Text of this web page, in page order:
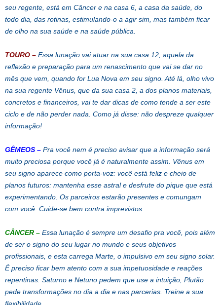
seu regente, está em Câncer e na casa 6, a casa da saúde, do
todo dia, das rotinas, estimulando-o a agir sim, mas também ficar
de olho na sua saúde e na saúde pública.
TOURO – Essa lunação vai atuar na sua casa 12, aquela da
reflexão e preparação para um renascimento que vai se dar no
mês que vem, quando for Lua Nova em seu signo. Até lá, olho vivo
na sua regente Vênus, que da sua casa 2, a dos planos materiais,
concretos e financeiros, vai te dar dicas de como tende a ser este
ciclo e de não perder nada. Como já disse: não despreze qualquer
informação!
GÊMEOS – Pra você nem é preciso avisar que a informação será
muito preciosa porque você já é naturalmente assim. Vênus em
seu signo aparece como porta-voz: você está feliz e cheio de
planos futuros: mantenha esse astral e desfrute do pique que está
experimentando. Os parceiros estarão presentes e comungam
com você. Cuide-se bem contra imprevistos.
CÂNCER – Essa lunação é sempre um desafio pra você, pois além
de ser o signo do seu lugar no mundo e seus objetivos
profissionais, e esta carrega Marte, o impulsivo em seu signo solar.
É preciso ficar bem atento com a sua impetuosidade e reações
repentinas. Saturno e Netuno pedem que use a intuição, Plutão
pede transformações no dia a dia e nas parcerias. Treine a sua